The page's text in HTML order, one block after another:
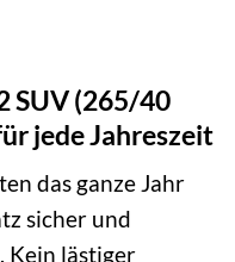
SUV (265/40
jede Jahreszeit
das ganze Jahr
sicher und
Kein lästiger